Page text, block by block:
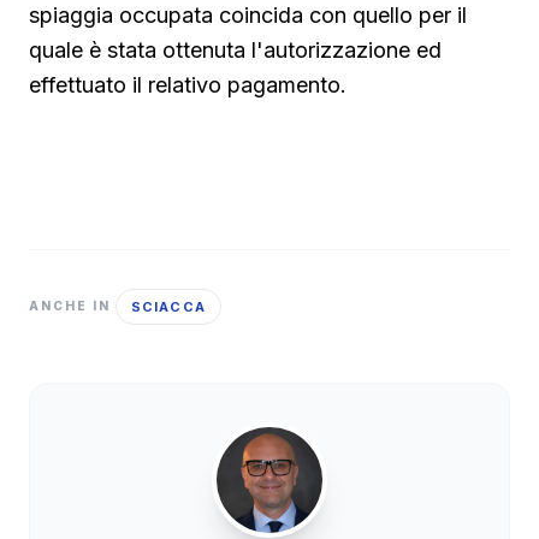
spiaggia occupata coincida con quello per il
quale è stata ottenuta l'autorizzazione ed
effettuato il relativo pagamento.
ANCHE IN SCIACCA